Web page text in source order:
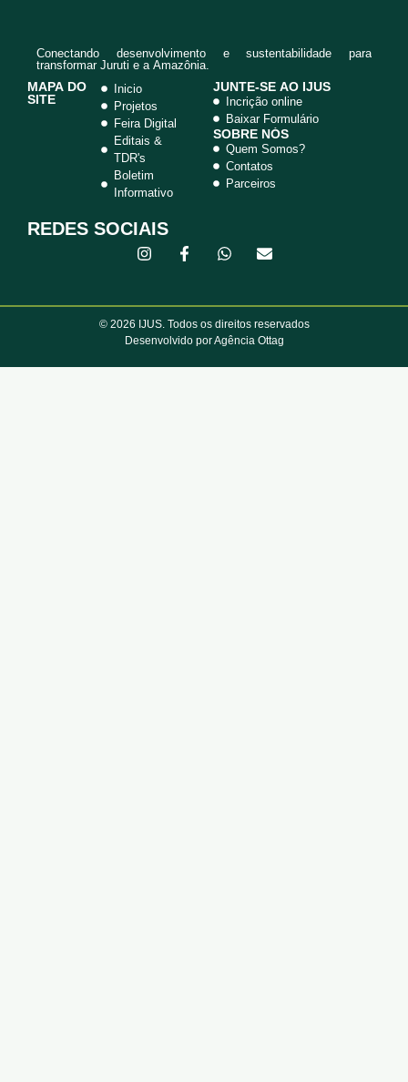
Conectando desenvolvimento e sustentabilidade para
transformar Juruti e a Amazônia.
MAPA DO
SITE
Inicio
Projetos
Feira Digital
Editais &
TDR's
Boletim
Informativo
JUNTE-SE AO IJUS
Incrição online
Baixar Formulário
SOBRE NÓS
Quem Somos?
Contatos
Parceiros
REDES SOCIAIS
© 2026 IJUS. Todos os direitos reservados
Desenvolvido por Agência Ottag